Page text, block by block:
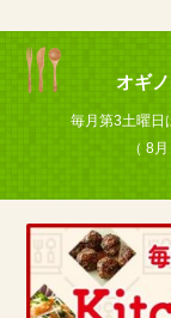
オギ
毎月第3土曜日
（ 8